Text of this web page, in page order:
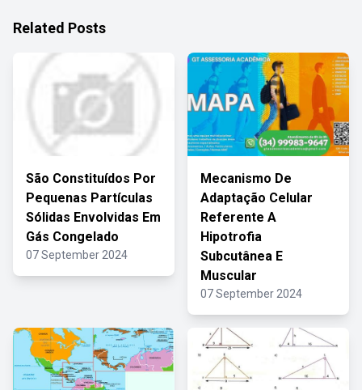
Related Posts
São Constituídos Por
Pequenas Partículas
Sólidas Envolvidas Em
Gás Congelado
07 September 2024
Mecanismo De
Adaptação Celular
Referente A
Hipotrofia
Subcutânea E
Muscular
07 September 2024